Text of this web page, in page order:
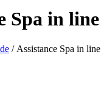
Spa in line
/ Assistance Spa in line